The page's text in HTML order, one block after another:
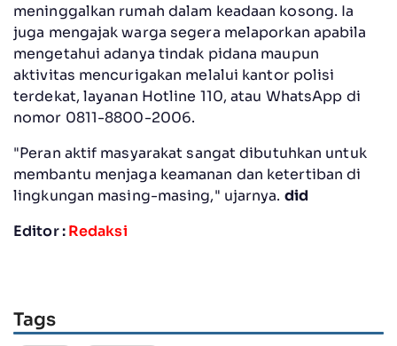
meninggalkan rumah dalam keadaan kosong. Ia
juga mengajak warga segera melaporkan apabila
mengetahui adanya tindak pidana maupun
aktivitas mencurigakan melalui kantor polisi
terdekat, layanan Hotline 110, atau WhatsApp di
nomor 0811-8800-2006.
"Peran aktif masyarakat sangat dibutuhkan untuk
membantu menjaga keamanan dan ketertiban di
lingkungan masing-masing," ujarnya. did
Editor :Redaksi
Tags